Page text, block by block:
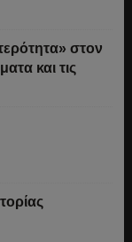
στον
και τις